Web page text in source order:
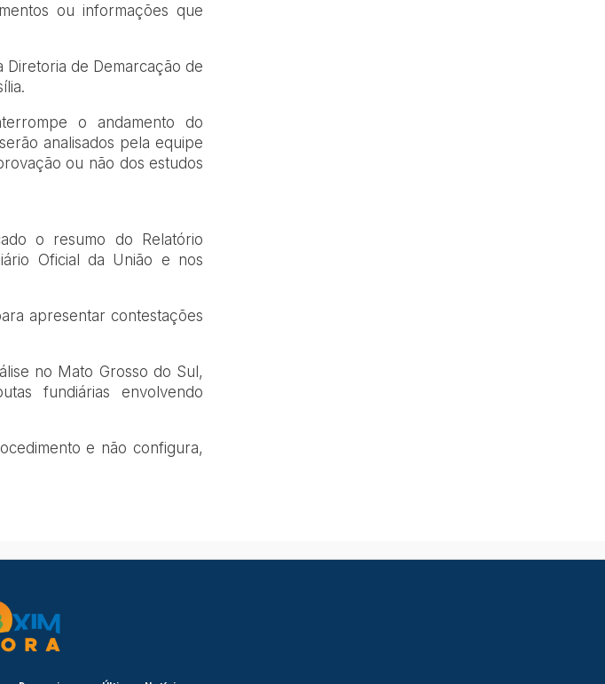
ou informações que
de Demarcação de
o andamento do
analisados pela equipe
ou não dos estudos
o resumo do Relatório
Oficial da União e nos
apresentar contestações
no Mato Grosso do Sul,
fundiárias envolvendo
e não configura,